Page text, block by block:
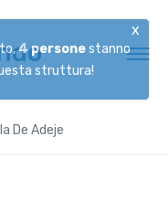
x
4personestanno
struttura!
De Adeje